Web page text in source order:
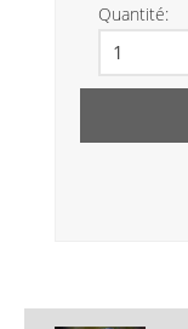
Quantité: